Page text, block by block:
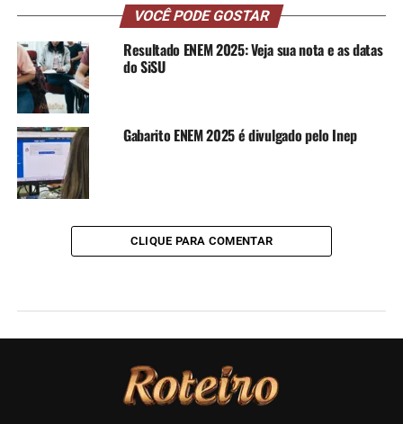
VOCÊ PODE GOSTAR
Resultado ENEM 2025: Veja sua nota e as datas
do SiSU
Gabarito ENEM 2025 é divulgado pelo Inep
CLIQUE PARA COMENTAR